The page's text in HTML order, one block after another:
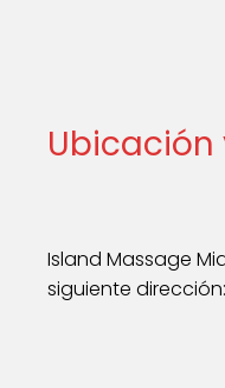
Island Massage
siguiente dirección: